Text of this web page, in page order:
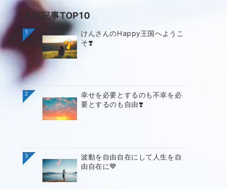
人気記事TOP10
1
けんさんのHappy王国へようこ
そ❣️
2
幸せを必要とするのも不幸を必
要とするのも自由❣️
3
波動を自由自在にして人生を自
由自在に💙